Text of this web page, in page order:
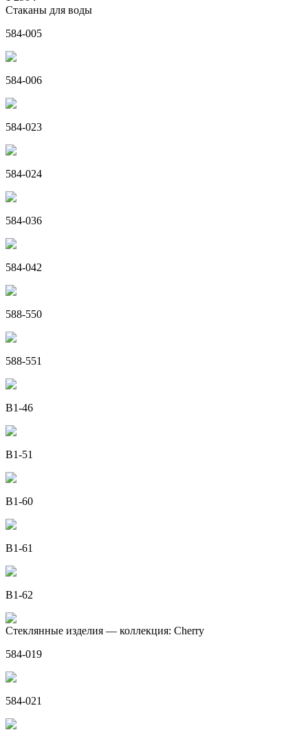
Стаканы для воды
584-005
584-006
584-023
584-024
584-036
584-042
588-550
588-551
B1-46
B1-51
B1-60
B1-61
B1-62
Стеклянные изделия — коллекция: Cherry
584-019
584-021